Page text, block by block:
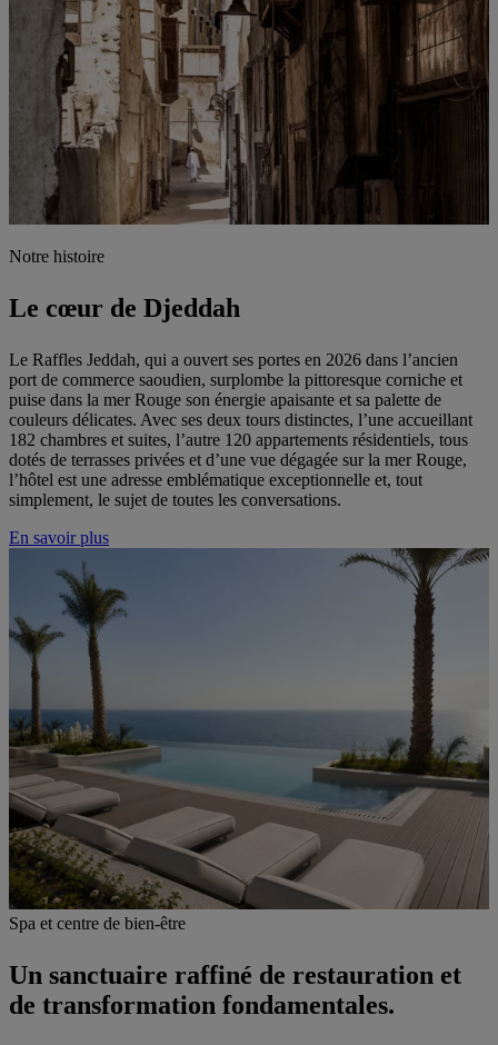
Notre histoire
Le cœur de Djeddah
Le Raffles Jeddah, qui a ouvert ses portes en 2026 dans l’ancien
port de commerce saoudien, surplombe la pittoresque corniche et
puise dans la mer Rouge son énergie apaisante et sa palette de
couleurs délicates. Avec ses deux tours distinctes, l’une accueillant
182 chambres et suites, l’autre 120 appartements résidentiels, tous
dotés de terrasses privées et d’une vue dégagée sur la mer Rouge,
l’hôtel est une adresse emblématique exceptionnelle et, tout
simplement, le sujet de toutes les conversations.
En savoir plus
Spa et centre de bien-être
Un sanctuaire raffiné de restauration et
de transformation fondamentales.